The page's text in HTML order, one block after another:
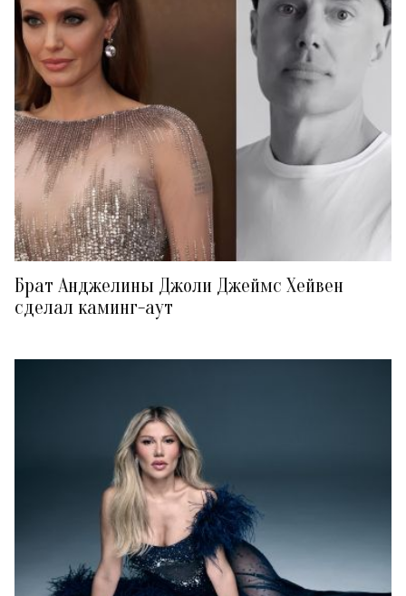
Брат Анджелины Джоли Джеймс Хейвен
сделал каминг-аут